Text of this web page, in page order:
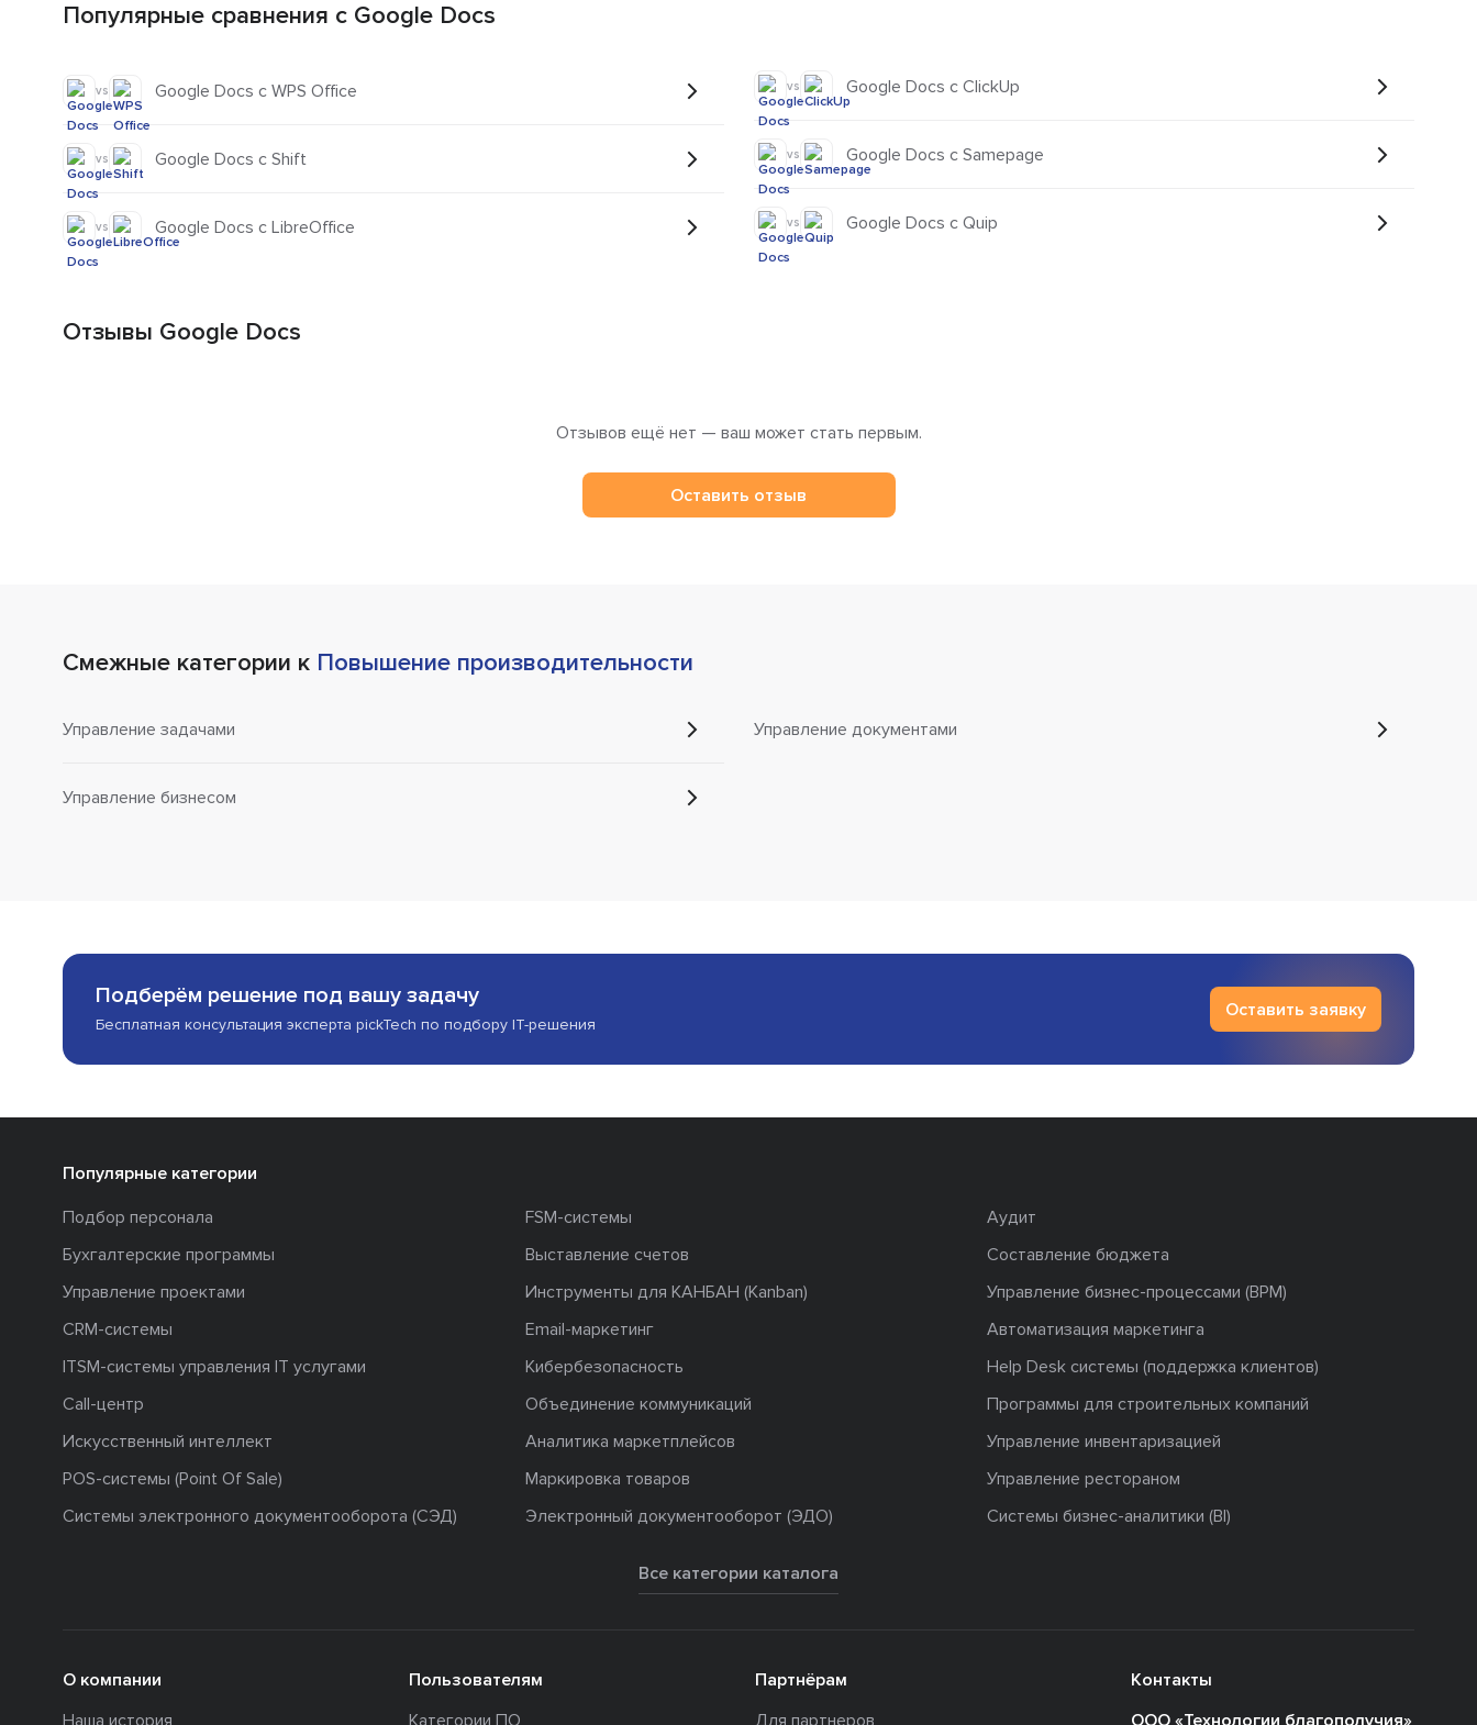
Популярные сравнения с Google Docs
vs Google Docs с WPS Office
vs Google Docs с Shift
vs Google Docs с LibreOffice
vs Google Docs с ClickUp
vs Google Docs с Samepage
vs Google Docs с Quip
Отзывы Google Docs
Отзывов ещё нет — ваш может стать первым.
Оставить отзыв
Смежные категории к Повышение производительности
Управление задачами
Управление бизнесом
Управление документами
Подберём решение под вашу задачу
Бесплатная консультация эксперта pickTech по подбору IT-решения
Оставить заявку
Популярные категории
Подбор персонала
FSM-системы
Аудит
Бухгалтерские программы
Выставление счетов
Составление бюджета
Управление проектами
Инструменты для КАНБАН (Kanban)
Управление бизнес-процессами (BPM)
CRM-системы
Email-маркетинг
Автоматизация маркетинга
ITSM-системы управления IT услугами
Кибербезопасность
Help Desk системы (поддержка клиентов)
Call-центр
Объединение коммуникаций
Программы для строительных компаний
Искусственный интеллект
Аналитика маркетплейсов
Управление инвентаризацией
POS-системы (Point Of Sale)
Маркировка товаров
Управление рестораном
Системы электронного документооборота (СЭД)
Электронный документооборот (ЭДО) Системы бизнес-аналитики (BI)
Все категории каталога
О компании
Пользователям
Партнёрам
Контакты